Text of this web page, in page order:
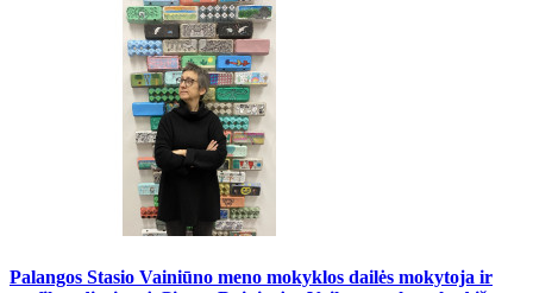
Palangos Stasio Vainiūno meno mokyklos dailės mokytoja ir